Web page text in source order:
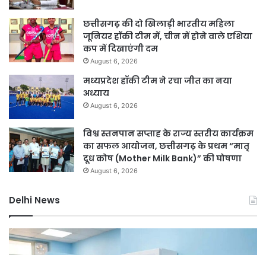
छत्तीसगढ़ की दो खिलाड़ी भारतीय महिला
जूनियर हॉकी टीम में, चीन में होने वाले एशिया
कप में दिखाएंगी दम
August 6, 2026
मध्यप्रदेश हॉकी टीम ने रचा जीत का नया
अध्याय
August 6, 2026
विश्व स्तनपान सप्ताह के राज्य स्तरीय कार्यक्रम
का सफल आयोजन, छत्तीसगढ़ के प्रथम “मातृ
दूध कोष (Mother Milk Bank)” की घोषणा
August 6, 2026
Delhi News
दिल्ली